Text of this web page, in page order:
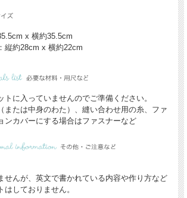
x 横約35.5cm
縦約28cm x 横約22cm
に入っていませんのでご準備ください。
または中身のわた）、縫い合わせ用の糸、ファ
ンカバーにする場合はファスナーなど
せんが、英文で書かれている内容や作り方など
しておりません。